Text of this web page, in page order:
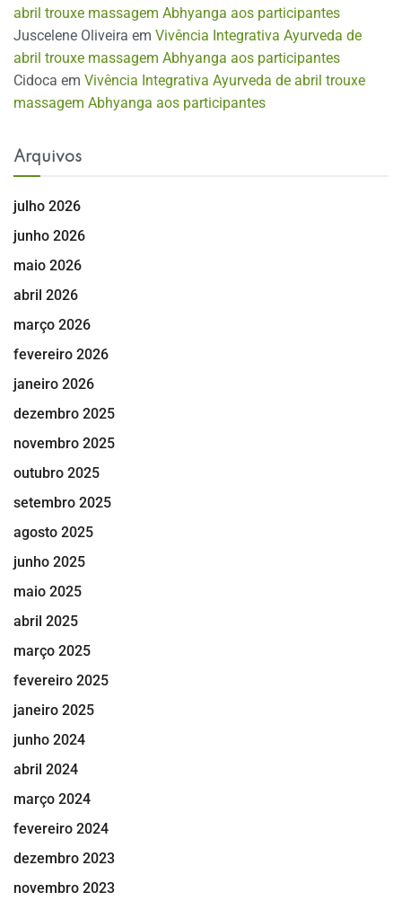
abril trouxe massagem Abhyanga aos participantes
Juscelene Oliveira em Vivência Integrativa Ayurveda de
abril trouxe massagem Abhyanga aos participantes
Cidoca em Vivência Integrativa Ayurveda de abril trouxe
massagem Abhyanga aos participantes
Arquivos
julho 2026
junho 2026
maio 2026
abril 2026
março 2026
fevereiro 2026
janeiro 2026
dezembro 2025
novembro 2025
outubro 2025
setembro 2025
agosto 2025
junho 2025
maio 2025
abril 2025
março 2025
fevereiro 2025
janeiro 2025
junho 2024
abril 2024
março 2024
fevereiro 2024
dezembro 2023
novembro 2023